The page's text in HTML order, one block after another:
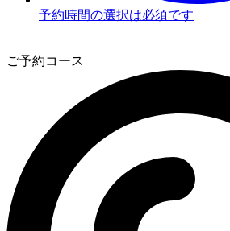
予約時間の選択は必須です
ご予約コース